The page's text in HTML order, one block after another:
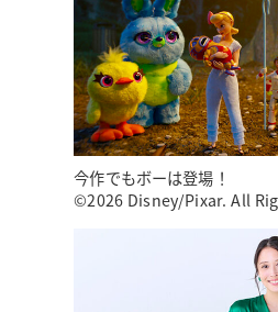
今作でもボーは登場！
©2026 Disney/Pixar. All